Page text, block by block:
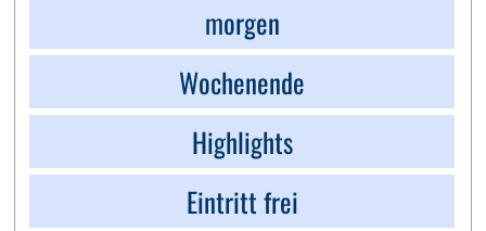
morgen
Wochenende
Highlights
Eintritt frei